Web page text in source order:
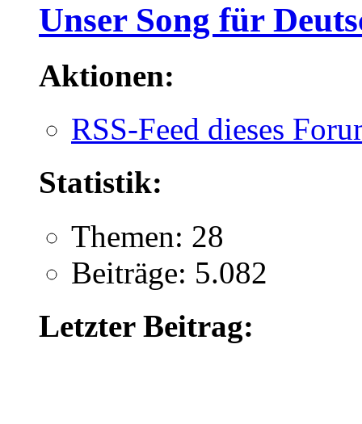
Unser Song für
Aktionen:
RSS-Feed dieses
Statistik:
Themen: 28
Beiträge: 5.082
Letzter Beitrag: